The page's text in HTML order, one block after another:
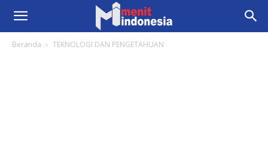
Beranda TEKNOLOGI DAN PENGETAHUAN